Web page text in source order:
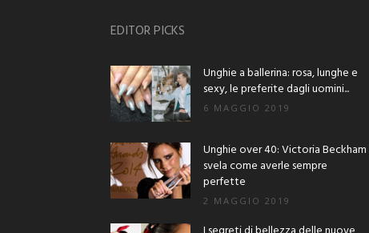
EDITOR PICKS
Unghie a ballerina: rosa, lunghe e
sexy, le preferite dagli uomini...
6 MAGGIO 2019
Unghie over 40: Victoria Beckham
svela come averle sempre
perfette
2 MAGGIO 2019